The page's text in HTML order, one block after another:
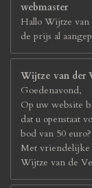
webmaster
Hallo Wijtze
de prijs al
Wijtze van der
Goedenavond,
Op uw website
dat u openstaat
bod van 50 euro?
Met vriendelijke
Wijtze van de